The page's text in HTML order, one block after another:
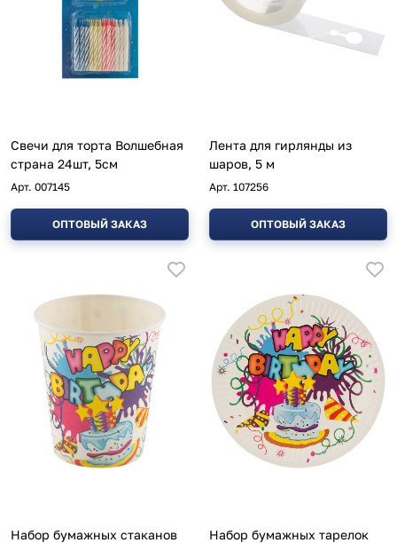
Свечи для торта Волшебная
страна 24шт, 5см
Арт. 007145
ОПТОВЫЙ ЗАКАЗ
Лента для гирлянды из
шаров, 5 м
Арт. 107256
ОПТОВЫЙ ЗАКАЗ
Набор бумажных стаканов
Набор бумажных тарелок